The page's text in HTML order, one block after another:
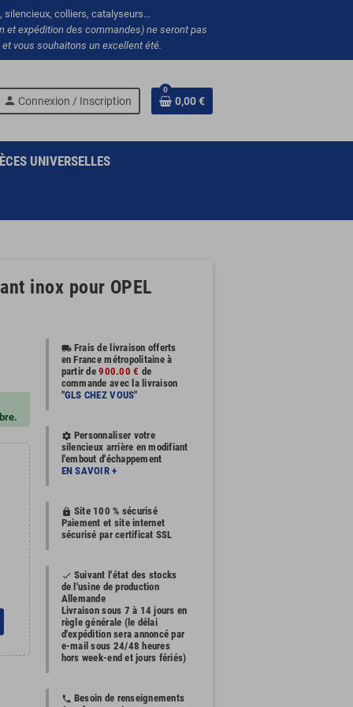
silencieux, colliers, catalyseurs...
et expédition des commandes) ne seront pas
vous souhaitons un excellent été.
person Connexion / Inscription
0
0,00 €
UNIVERSELLES
inox pour OPEL
local_shippingFrais de livraison offerts
en France métropolitaine à
partir de900.00 € de
commande avec la livraison
"GLS CHEZ VOUS"
settings Personnaliser votre
silencieux arrière en modifiant
l'embout d'échappement
EN SAVOIR +
https Site 100 % sécurisé
Paiement et site internet
sécurisé par certificat SSL
done Suivant l'état des stocks
de l'usine de production
Allemande
Livraison sous 7 à 14 jours en
règle générale (le délai
d'expédition sera annoncé par
e-mail sous 24/48 heures
hors week-end et jours fériés)
phone Besoin de renseignements